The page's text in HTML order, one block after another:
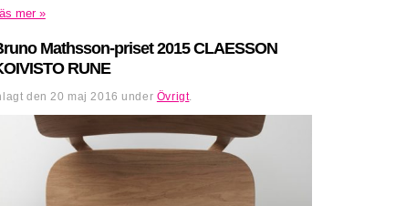
mer »
Mathsson-priset 2015 CLAESSON
RUNE
den 20 maj 2016 under Övrigt.